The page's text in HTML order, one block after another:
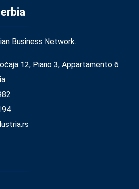
Business Network.
12, Piano 3, Appartamento 6